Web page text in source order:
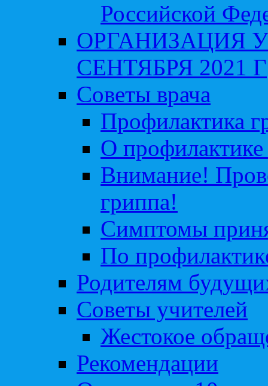
Российской
ОРГАНИЗАЦИЯ
СЕНТЯБРЯ 2021 Г
Советы врача
Профилактика
О профилактике
Внимание!
гриппа!
Симптомы
По
Родителям
Советы учителей
Жестокое
Рекомендации